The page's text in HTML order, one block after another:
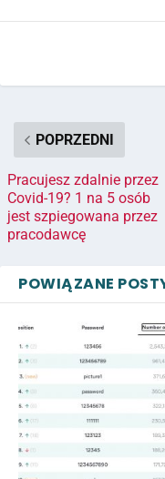
POPRZEDNI
Pracujesz zdalnie przez
Covid-19? 1 na 5 osób
jest szpiegowana przez
pracodawcę
POWIĄZANE